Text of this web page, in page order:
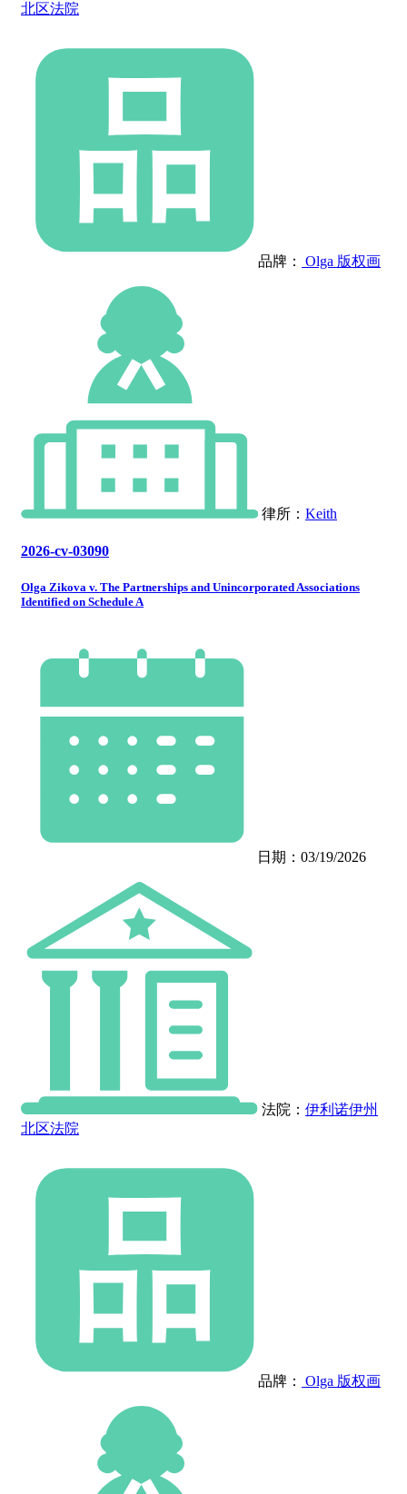
北区法院
品牌： Olga 版权画
律所： Keith
2026-cv-03090
Olga Zikova v. The Partnerships and Unincorporated Associations
Identified on Schedule A
日期：03/19/2026
法院： 伊利诺伊州
北区法院
品牌： Olga 版权画